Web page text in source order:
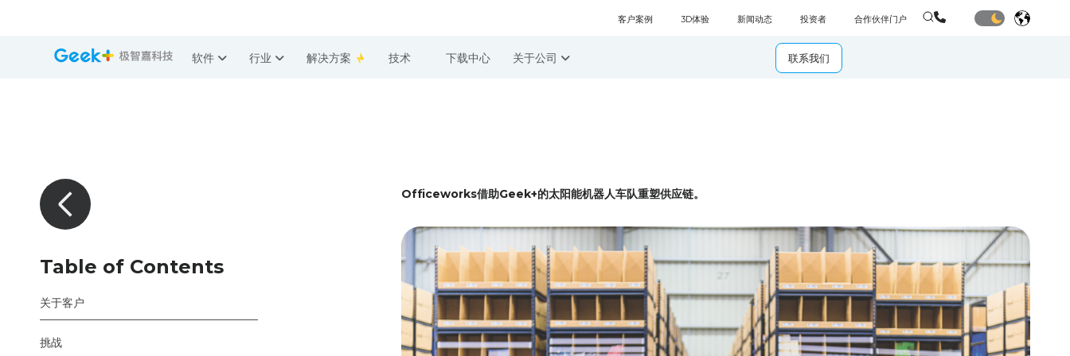
客户案例 3D体验 新闻动态 投资者 合作伙伴门户
软件 行业 解决方案 技术 下载中心 关于公司 联系我们
Table of Contents
关于客户
挑战
Officeworks借助Geek+的太阳能机器人车队重塑供应链。